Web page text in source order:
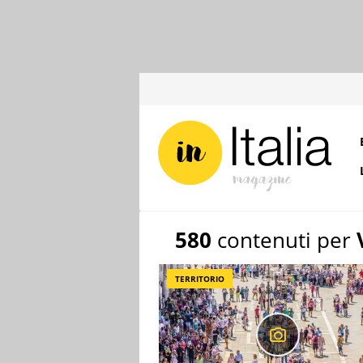
580 contenuti per
TERRITORIO